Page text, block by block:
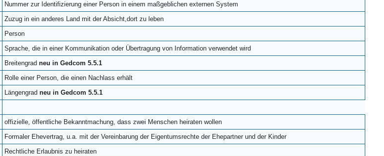
Nummer zur Identifizierung einer Person in einem maßgeblichen externen System
Zuzug in ein anderes Land mit der Absicht,dort zu leben
Person
Sprache, die in einer Kommunikation oder Übertragung von Information verwendet wird
Breitengrad neu in Gedcom 5.5.1
Rolle einer Person, die einen Nachlass erhält
Längengrad neu in Gedcom 5.5.1
offizielle, öffentliche Bekanntmachung, dass zwei Menschen heiraten wollen
Formaler Ehevertrag, u.a. mit der Vereinbarung der Eigentumsrechte der Ehepartner und der Kinder
Rechtliche Erlaubnis zu heiraten